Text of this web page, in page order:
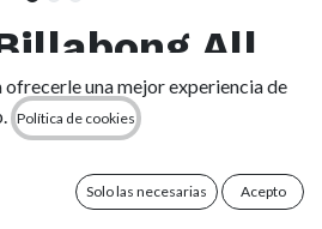
All
14" (8-12
(0021)
una mejor experiencia de
Política de cookies
Solo las necesarias Acepto